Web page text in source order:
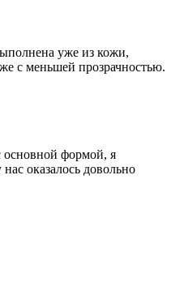
уже из кожи,
с меньшей прозрачностью.
основной формой, я
оказалось довольно